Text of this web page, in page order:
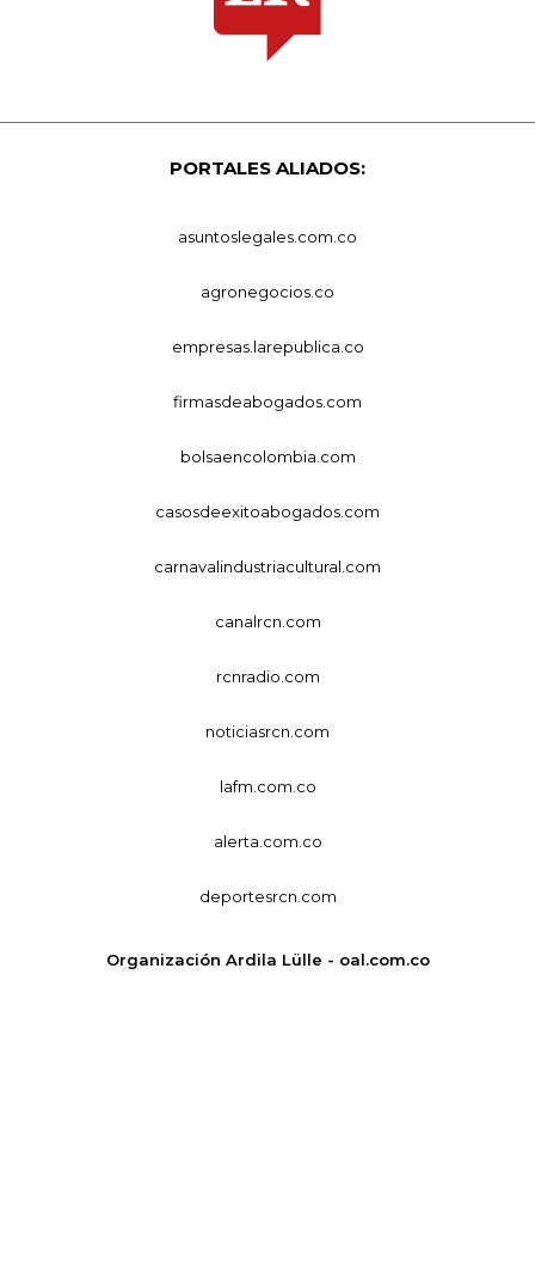
PORTALES ALIADOS:
asuntoslegales.com.co
agronegocios.co
empresas.larepublica.co
firmasdeabogados.com
bolsaencolombia.com
casosdeexitoabogados.com
carnavalindustriacultural.com
canalrcn.com
rcnradio.com
noticiasrcn.com
lafm.com.co
alerta.com.co
deportesrcn.com
Organización Ardila Lülle - oal.com.co